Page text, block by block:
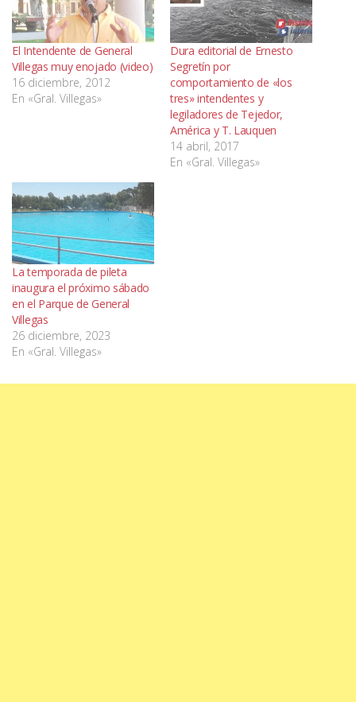
El Intendente de General
Villegas muy enojado (video)
16 diciembre, 2012
En «Gral. Villegas»
Dura editorial de Ernesto
Segretín por
comportamiento de «los
tres» intendentes y
legiladores de Tejedor,
América y T. Lauquen
14 abril, 2017
En «Gral. Villegas»
La temporada de pileta
inaugura el próximo sábado
en el Parque de General
Villegas
26 diciembre, 2023
En «Gral. Villegas»